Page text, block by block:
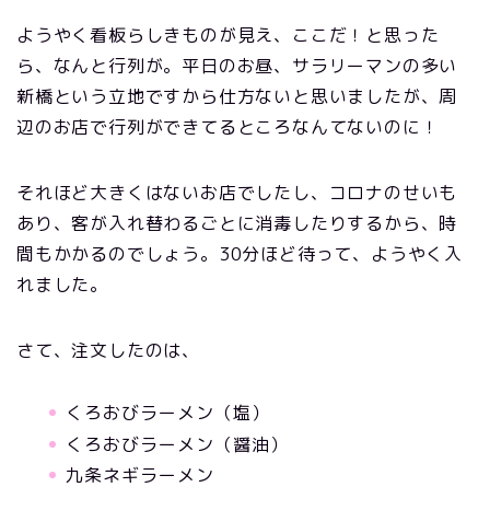
ようやく看板らしきものが見え、ここだ！と思った
ら、なんと行列が。平日のお昼、サラリーマンの多い
新橋という立地ですから仕方ないと思いましたが、周
辺のお店で行列ができてるところなんてないのに！
それほど大きくはないお店でしたし、コロナのせいも
あり、客が入れ替わるごとに消毒したりするから、時
間もかかるのでしょう。30分ほど待って、ようやく入
れました。
さて、注文したのは、
くろおびラーメン（塩）
くろおびラーメン（醤油）
九条ネギラーメン